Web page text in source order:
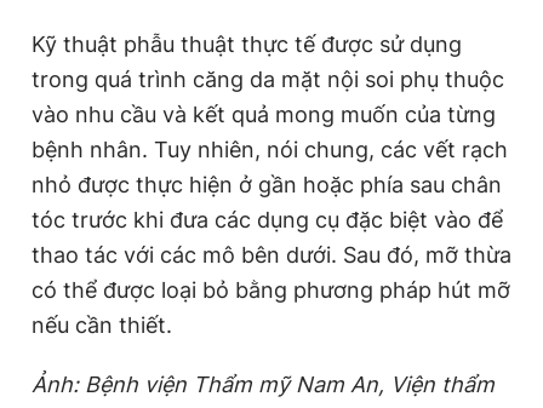
Kỹ thuật phẫu thuật thực tế được sử dụng
trong quá trình căng da mặt nội soi phụ thuộc
vào nhu cầu và kết quả mong muốn của từng
bệnh nhân. Tuy nhiên, nói chung, các vết rạch
nhỏ được thực hiện ở gần hoặc phía sau chân
tóc trước khi đưa các dụng cụ đặc biệt vào để
thao tác với các mô bên dưới. Sau đó, mỡ thừa
có thể được loại bỏ bằng phương pháp hút mỡ
nếu cần thiết.
Ảnh: Bệnh viện Thẩm mỹ Nam An, Viện thẩm